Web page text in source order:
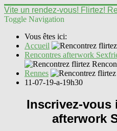
Vite un rendez-vous! Flirtez!
Toggle Navigation
Vous êtes ici:
Accueil
Rencontres afterwork
Rennes
11-07-19-a-19h30
Inscrivez-vous
afterwork